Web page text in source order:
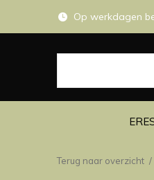
Op werkdagen
Terug naar overzicht